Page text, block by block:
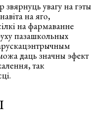
увагу на гэты
на яго,
на фармаванне
пазашкольных
даць значны эфект
так